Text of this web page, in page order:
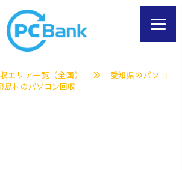
エリア一覧（全国）
愛知県のパソコ
島村のパソコン回収